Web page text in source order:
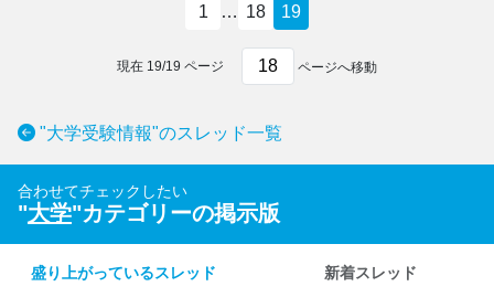
1 … 18 19
現在 19/19 ページ ページへ移動
"大学受験情報"のスレッド一覧
合わせてチェックしたい
"大学"カテゴリーの掲示版
盛り上がっているスレッド 新着スレッド